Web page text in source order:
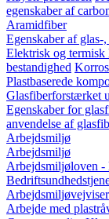
egenskaber af
Aramidfiber
Egenskaber af
Elektrisk og termisk
bestandighed
Plastbaserede
Glasfiberforstærket
Egenskaber for
anvendelse af
Arbejdsmiljø
Arbejdsmiljø
Arbejdsmiljøloven -
Arbejdsmiljøvejviser
Arbejde med